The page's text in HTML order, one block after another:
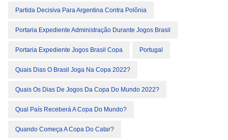
Partida Decisiva Para Argentina Contra Polônia
Portaria Expediente Administração Durante Jogos Brasil
Portaria Expediente Jogos Brasil Copa Portugal
Quais Dias O Brasil Joga Na Copa 2022?
Quais Os Dias De Jogos Da Copa Do Mundo 2022?
Qual País Receberá A Copa Do Mundo?
Quando Começa A Copa Do Catar?